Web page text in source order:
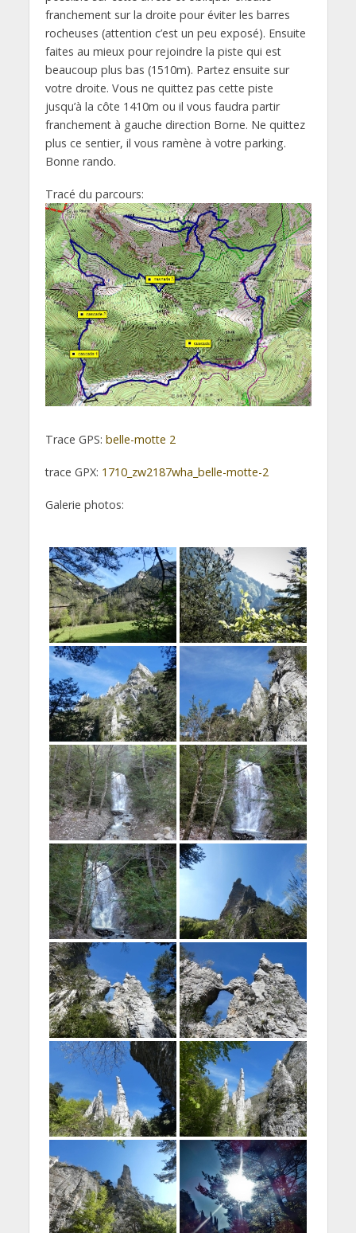
franchement sur la droite pour éviter les barres
rocheuses (attention c’est un peu exposé). Ensuite
faites au mieux pour rejoindre la piste qui est
beaucoup plus bas (1510m). Partez ensuite sur
votre droite. Vous ne quittez pas cette piste
jusqu’à la côte 1410m ou il vous faudra partir
franchement à gauche direction Borne. Ne quittez
plus ce sentier, il vous ramène à votre parking.
Bonne rando.
Tracé du parcours:
Trace GPS: belle-motte 2
trace GPX: 1710_zw2187wha_belle-motte-2
Galerie photos: